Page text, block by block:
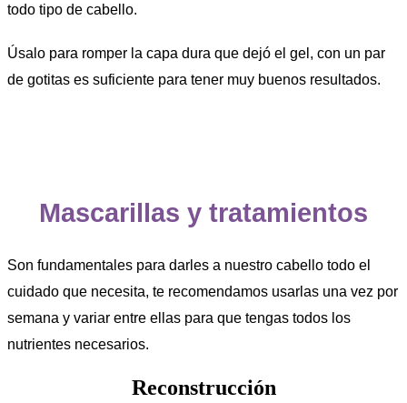
todo tipo de cabello.
Úsalo para romper la capa dura que dejó el gel, con un par
de gotitas es suficiente para tener muy buenos resultados.
Mascarillas y tratamientos
Son fundamentales para darles a nuestro cabello todo el
cuidado que necesita, te recomendamos usarlas una vez por
semana y variar entre ellas para que tengas todos los
nutrientes necesarios.
Reconstrucción